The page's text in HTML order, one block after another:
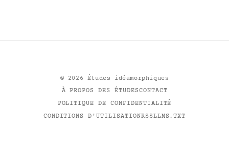
© 2026 Études idéamorphiques
À PROPOS DES ÉTUDESCONTACT
POLITIQUE DE CONFIDENTIALITÉ
CONDITIONS D'UTILISATIONRSSLLMS.TXT